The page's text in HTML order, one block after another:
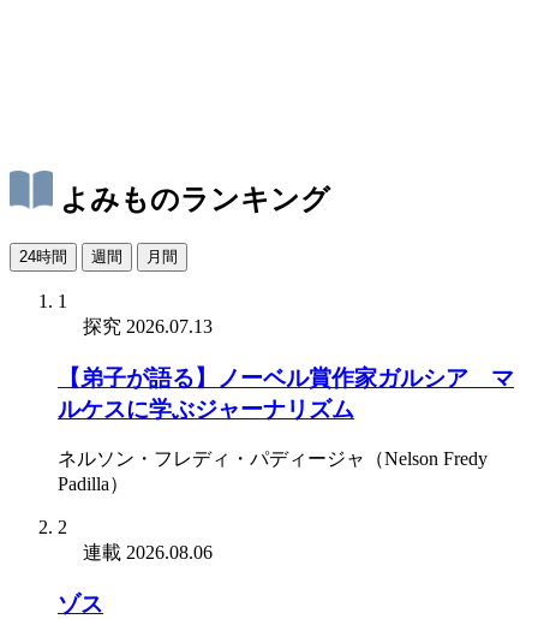
よみものランキング
24時間 週間 月間
1
探究 2026.07.13
【弟子が語る】ノーベル賞作家ガルシア゠マ
ルケスに学ぶジャーナリズム
ネルソン・フレディ・パディージャ（Nelson Fredy
Padilla）
2
連載 2026.08.06
ゾス